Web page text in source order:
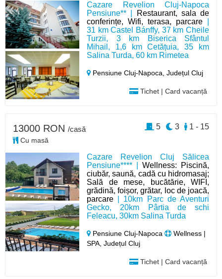
Cazare Revelion Cluj-Napoca
Pensiune** |
Restaurant, sala de
conferințe, Wifi, terasa, parcare
31 km Castel Bánffy, 37 km Cheile
Turzii, 3 km Biserica Sfântul
Mihail, 1,6 km Cetățuia, 35 km
Salina Turda, 60 km Rimetea
Pensiune Cluj-Napoca,Județul Cluj
Tichet | Card vacanță
Cazare Revelion Cluj Sălicea
Pensiune**** |Wellness: Piscină,
ciubăr, saună, cadă cu hidromasaj;
Sală de mese, bucătărie, WIFI,
grădină, foișor, grătar, loc de joacă,
parcare | 10km Parc de Aventuri
Gecko, 20km Pârtia de schi
Feleacu, 30km Salina Turda
Pensiune Cluj-Napoca
Wellness |
SPA, Județul Cluj
Tichet | Card vacanță
13000 RON /casă
Cu masă
1 - 15
3
5